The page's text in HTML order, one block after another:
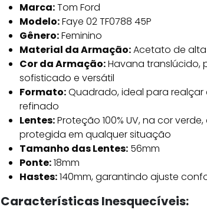
Marca:Tom Ford
Modelo:Faye 02 TF0788 45P
Gênero:Feminino
Material da Armação:Acetato de
Cor da Armação:Havana translúcido,
sofisticado e versátil
Formato:Quadrado, ideal para
refinado
Lentes:Proteção 100% UV, na cor
protegida em qualquer situação
Tamanho das Lentes: 56mm
Ponte:18mm
Hastes:140mm, garantindo ajuste
Características Inesquecíveis: